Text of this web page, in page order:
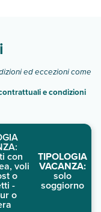
ed eccezioni come
e condizioni
con
voli
o
-
o
TIPOLOGIA
VACANZA:
solo
soggiorno